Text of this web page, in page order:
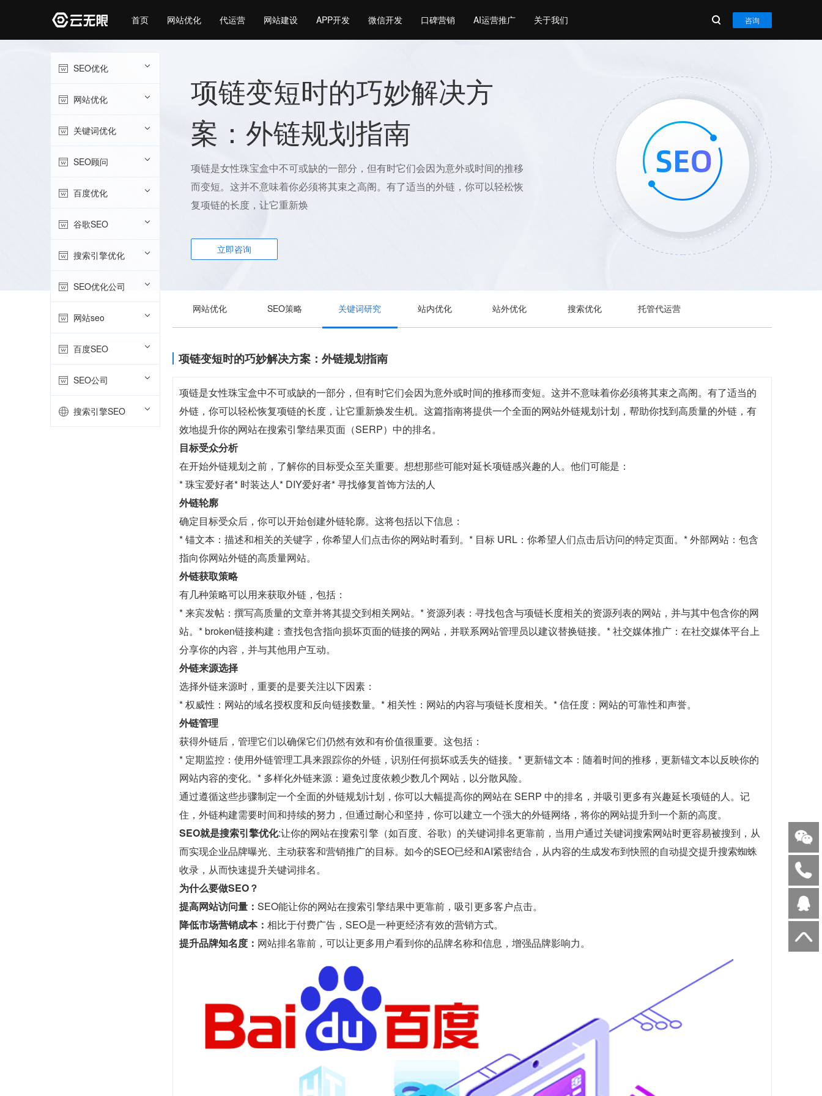
首页 网站优化 代运营 网站建设 APP开发 微信开发 口碑营销 AI运营推广 关于我们 咨询
项链变短时的巧妙解决方
案：外链规划指南
项链是女性珠宝盒中不可或缺的一部分，但有时它们会因为意外或时间的推移
而变短。这并不意味着你必须将其束之高阁。有了适当的外链，你可以轻松恢
复项链的长度，让它重新焕
立即咨询
SEO优化
网站优化
关键词优化
SEO顾问
百度优化
谷歌SEO
搜索引擎优化
SEO优化公司
网站seo
百度SEO
SEO公司
搜索引擎SEO
网站优化 SEO策略 关键词研究 站内优化 站外优化 搜索优化 托管代运营
项链变短时的巧妙解决方案：外链规划指南
项链是女性珠宝盒中不可或缺的一部分，但有时它们会因为意外或时间的推移而变短。这并不意味着你必须将其束之高阁。有了适当的
外链，你可以轻松恢复项链的长度，让它重新焕发生机。这篇指南将提供一个全面的网站外链规划计划，帮助你找到高质量的外链，有
效地提升你的网站在搜索引擎结果页面（SERP）中的排名。
目标受众分析
在开始外链规划之前，了解你的目标受众至关重要。想想那些可能对延长项链感兴趣的人。他们可能是：
* 珠宝爱好者* 时装达人* DIY爱好者* 寻找修复首饰方法的人
外链轮廓
确定目标受众后，你可以开始创建外链轮廓。这将包括以下信息：
* 锚文本：描述和相关的关键字，你希望人们点击你的网站时看到。* 目标 URL：你希望人们点击后访问的特定页面。* 外部网站：包含
指向你网站外链的高质量网站。
外链获取策略
有几种策略可以用来获取外链，包括：
* 来宾发帖：撰写高质量的文章并将其提交到相关网站。* 资源列表：寻找包含与项链长度相关的资源列表的网站，并与其中包含你的网
站。* broken链接构建：查找包含指向损坏页面的链接的网站，并联系网站管理员以建议替换链接。* 社交媒体推广：在社交媒体平台上
分享你的内容，并与其他用户互动。
外链来源选择
选择外链来源时，重要的是要关注以下因素：
* 权威性：网站的域名授权度和反向链接数量。* 相关性：网站的内容与项链长度相关。* 信任度：网站的可靠性和声誉。
外链管理
获得外链后，管理它们以确保它们仍然有效和有价值很重要。这包括：
* 定期监控：使用外链管理工具来跟踪你的外链，识别任何损坏或丢失的链接。* 更新锚文本：随着时间的推移，更新锚文本以反映你的
网站内容的变化。* 多样化外链来源：避免过度依赖少数几个网站，以分散风险。
通过遵循这些步骤制定一个全面的外链规划计划，你可以大幅提高你的网站在 SERP 中的排名，并吸引更多有兴趣延长项链的人。记
住，外链构建需要时间和持续的努力，但通过耐心和坚持，你可以建立一个强大的外链网络，将你的网站提升到一个新的高度。
SEO就是搜索引擎优化:让你的网站在搜索引擎（如百度、谷歌）的关键词排名更靠前，当用户通过关键词搜索网站时更容易被搜到，从
而实现企业品牌曝光、主动获客和营销推广的目标。如今的SEO已经和AI紧密结合，从内容的生成发布到快照的自动提交提升搜索蜘蛛
收录，从而快速提升关键词排名。
为什么要做SEO？
提高网站访问量： SEO能让你的网站在搜索引擎结果中更靠前，吸引更多客户点击。
降低市场营销成本： 相比于付费广告，SEO是一种更经济有效的营销方式。
提升品牌知名度： 网站排名靠前，可以让更多用户看到你的品牌名称和信息，增强品牌影响力。